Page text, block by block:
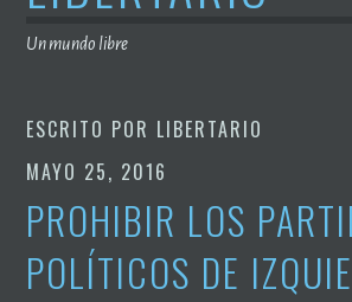
Un mundo libre
ESCRITO POR LIBERTARIO
MAYO 25, 2016
PROHIBIR LOS
POLÍTICOS DE